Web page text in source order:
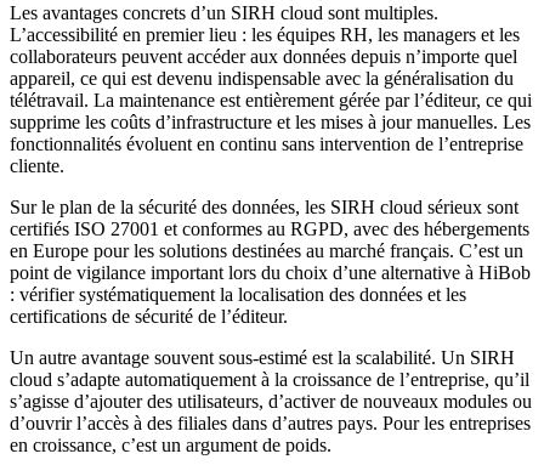
Les avantages concrets d’un SIRH cloud sont multiples.
L’accessibilité en premier lieu : les équipes RH, les managers et les
collaborateurs peuvent accéder aux données depuis n’importe quel
appareil, ce qui est devenu indispensable avec la généralisation du
télétravail. La maintenance est entièrement gérée par l’éditeur, ce qui
supprime les coûts d’infrastructure et les mises à jour manuelles. Les
fonctionnalités évoluent en continu sans intervention de l’entreprise
cliente.
Sur le plan de la sécurité des données, les SIRH cloud sérieux sont
certifiés ISO 27001 et conformes au RGPD, avec des hébergements
en Europe pour les solutions destinées au marché français. C’est un
point de vigilance important lors du choix d’une alternative à HiBob
: vérifier systématiquement la localisation des données et les
certifications de sécurité de l’éditeur.
Un autre avantage souvent sous-estimé est la scalabilité. Un SIRH
cloud s’adapte automatiquement à la croissance de l’entreprise, qu’il
s’agisse d’ajouter des utilisateurs, d’activer de nouveaux modules ou
d’ouvrir l’accès à des filiales dans d’autres pays. Pour les entreprises
en croissance, c’est un argument de poids.